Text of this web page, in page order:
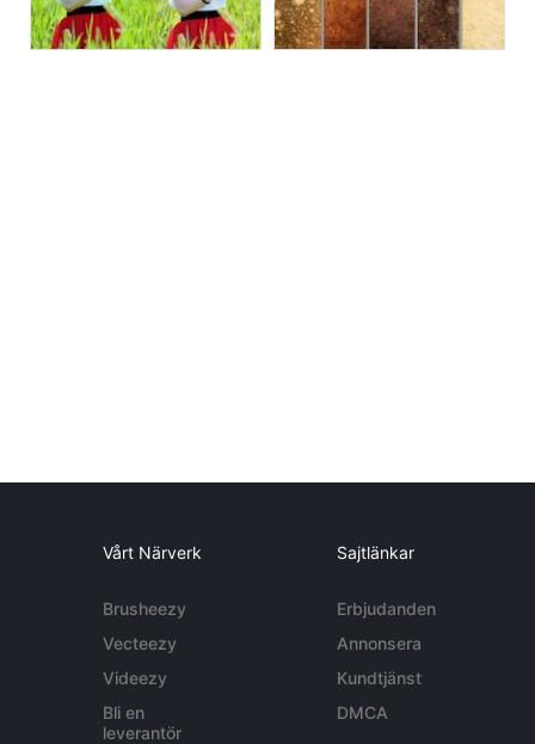
Vårt Närverk
Brusheezy
Vecteezy
Videezy
Bli en
leverantör
Sajtlänkar
Erbjudanden
Annonsera
Kundtjänst
DMCA